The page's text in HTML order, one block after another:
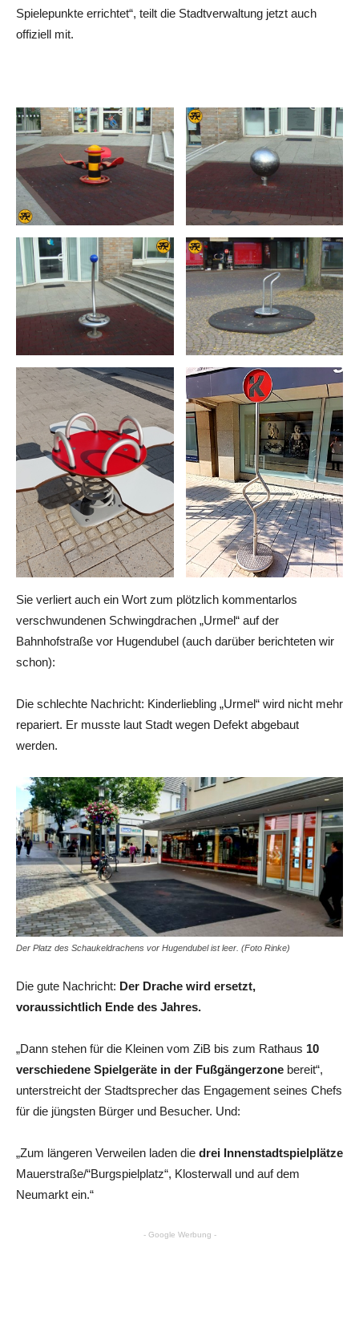
Spielepunkte errichtet“, teilt die Stadtverwaltung jetzt auch
offiziell mit.
Sie verliert auch ein Wort zum plötzlich kommentarlos
verschwundenen Schwingdrachen „Urmel“ auf der
Bahnhofstraße vor Hugendubel (auch darüber berichteten wir
schon):
Die schlechte Nachricht: Kinderliebling „Urmel“ wird nicht mehr
repariert. Er musste laut Stadt wegen Defekt abgebaut
werden.
Der Platz des Schaukeldrachens vor Hugendubel ist leer. (Foto Rinke)
Die gute Nachricht: Der Drache wird ersetzt,
voraussichtlich Ende des Jahres.
„Dann stehen für die Kleinen vom ZiB bis zum Rathaus 10
verschiedene Spielgeräte in der Fußgängerzone bereit“,
unterstreicht der Stadtsprecher das Engagement seines Chefs
für die jüngsten Bürger und Besucher. Und:
„Zum längeren Verweilen laden die drei Innenstadtspielplätze
Mauerstraße/“Burgspielplatz“, Klosterwall und auf dem
Neumarkt ein.“
- Google Werbung -